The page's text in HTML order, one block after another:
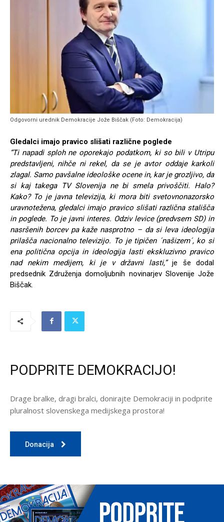
Odgovorni urednik Demokracije Jože Biščak (Foto: Demokracija)
Gledalci imajo pravico slišati različne poglede
“Ti napadi sploh ne oporekajo podatkom, ki so bili v Utripu
predstavljeni, nihče ni rekel, da se je avtor oddaje karkoli
zlagal. Samo pavšalne ideološke ocene in, kar je grozljivo, da
si kaj takega TV Slovenija ne bi smela privoščiti. Halo?
Kako? To je javna televizija, ki mora biti svetovnonazorsko
uravnotežena, gledalci imajo pravico slišati različna stališča
in poglede. To je javni interes. Odziv levice (predvsem SD) in
nasršenih borcev pa kaže nasprotno – da si leva ideologija
prilašča nacionalno televizijo. To je tipičen ´našizem´, ko si
ena politična opcija in ideologija lasti ekskluzivno pravico
nad nekim medijem, ki je v državni lasti,” je še dodal
predsednik Združenja domoljubnih novinarjev Slovenije Jože
Biščak.
PODPRITE DEMOKRACIJO!
Drage bralke, dragi bralci, donirajte Demokraciji in podprite
pluralnost slovenskega medijskega prostora!
Donacija